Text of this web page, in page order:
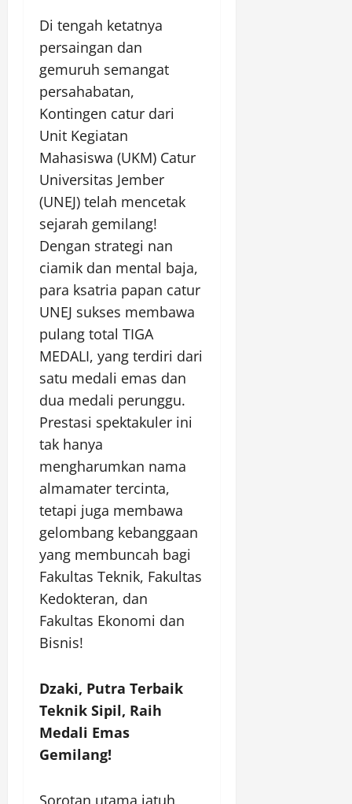
Di tengah ketatnya
persaingan dan
gemuruh semangat
persahabatan,
Kontingen catur dari
Unit Kegiatan
Mahasiswa (UKM) Catur
Universitas Jember
(UNEJ) telah mencetak
sejarah gemilang!
Dengan strategi nan
ciamik dan mental baja,
para ksatria papan catur
UNEJ sukses membawa
pulang total TIGA
MEDALI, yang terdiri dari
satu medali emas dan
dua medali perunggu.
Prestasi spektakuler ini
tak hanya
mengharumkan nama
almamater tercinta,
tetapi juga membawa
gelombang kebanggaan
yang membuncah bagi
Fakultas Teknik, Fakultas
Kedokteran, dan
Fakultas Ekonomi dan
Bisnis!
Dzaki, Putra Terbaik
Teknik Sipil, Raih
Medali Emas
Gemilang!
Sorotan utama jatuh